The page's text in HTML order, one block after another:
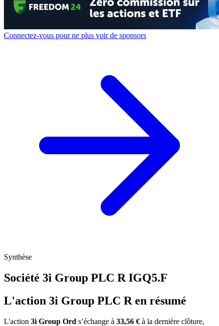
Connectez-vous pour ne plus voir de sponsors
Synthèse
Société 3i Group PLC R IGQ5.F
L'action 3i Group PLC R en résumé
L'action 3i Group Ord s’échange à 33,56 € à la dernière clôture,